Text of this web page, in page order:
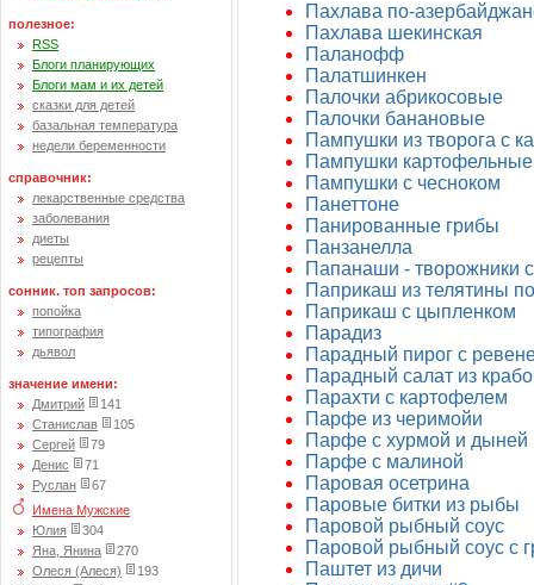
полезное:
RSS
Блоги планирующих
Блоги мам и их детей
сказки для детей
базальная температура
недели беременности
справочник:
лекарственные средства
заболевания
диеты
рецепты
сонник. топ запросов:
попойка
типография
дьявол
значение имени:
Дмитрий
141
Станислав
105
Сергей
79
Денис
71
Руслан
67
Имена Мужские
Юлия
304
Яна, Янина
270
Олеся (Алеся)
193
Пахлава по-
Пахлава шекинская
Паланофф
Палатшинкен
Палочки абрикосовые
Палочки банановые
Пампушки из творога с
Пампушки картофельные
Пампушки с чесноком
Панеттоне
Панированные грибы
Панзанелла
Папанаши - творожники
Паприкаш из телятины
Паприкаш с цыпленком
Парадиз
Парадный пирог с
Парадный салат из
Парахти с картофелем
Парфе из черимойи
Парфе с хурмой и дыней
Парфе с малиной
Паровая осетрина
Паровые битки из рыбы
Паровой рыбный соус
Паровой рыбный соус с
Паштет из дичи